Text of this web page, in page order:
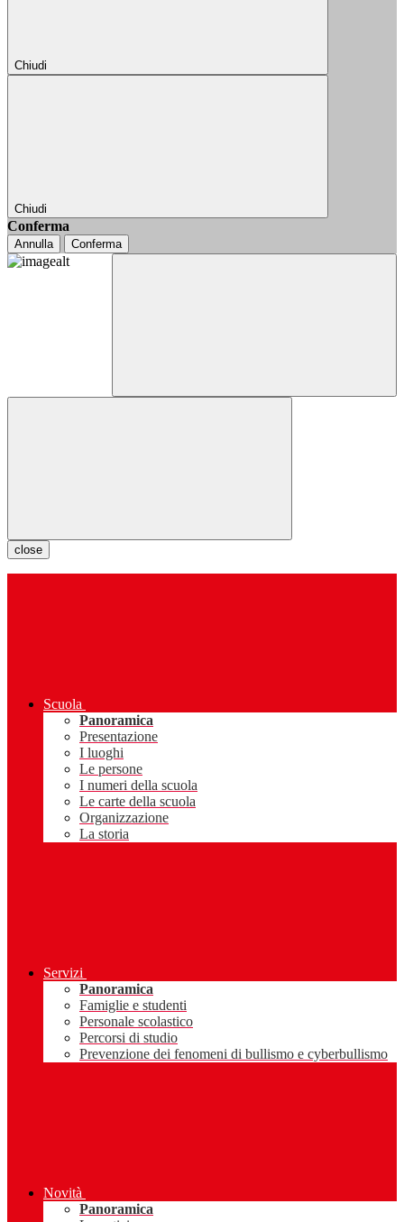
Chiudi
Chiudi
Conferma
Annulla Conferma
close
Scuola
Panoramica
Presentazione
I luoghi
Le persone
I numeri della scuola
Le carte della scuola
Organizzazione
La storia
Servizi
Panoramica
Famiglie e studenti
Personale scolastico
Percorsi di studio
Prevenzione dei fenomeni di bullismo e cyberbullismo
Novità
Panoramica